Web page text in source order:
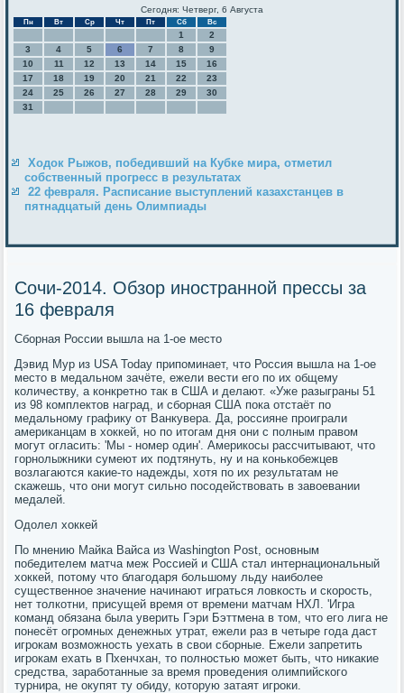
Сегодня: Четверг, 6 Августа
Пн Вт Ср Чт Пт Сб Вс
1
2
3
4 5 6 7 8
9
10
11 12 13 14 15
16
17
18 19 20 21 22
23
24
25 26 27 28 29
30
31
Ходок Рыжов, победивший на Кубке мира, отметил
собственный прогресс в результатах
22 февраля. Расписание выступлений казахстанцев в
пятнадцатый день Олимпиады
Сочи-2014. Обзор иностранной прессы за
16 февраля
Сборная России вышла на 1-ое место
Дэвид Мур из USA Today припоминает, что Россия вышла на 1-ое
место в медальном зачёте, ежели вести его по их общему
количеству, а конкретно так в США и делают. «Уже разыграны 51
из 98 комплектов наград, и сборная США пока отстаёт по
медальному графику от Ванкувера. Да, россияне проиграли
американцам в хоккей, но по итогам дня они с полным правом
могут огласить: 'Мы - номер один'. Америкосы рассчитывают, что
горнолыжники сумеют их подтянуть, ну и на конькобежцев
возлагаются какие-то надежды, хотя по их результатам не
скажешь, что они могут сильно посодействовать в завоевании
медалей.
Одолел хоккей
По мнению Майка Вайса из Washington Post, основным
победителем матча меж Россией и США стал интернациональный
хоккей, потому что благодаря большому льду наиболее
существенное значение начинают играться ловкость и скорость,
нет толкотни, присущей время от времени матчам НХЛ. 'Игра
команд обязана была уверить Гэри Бэттмена в том, что его лига не
понесёт огромных денежных утрат, ежели раз в четыре года даст
игрокам возможность уехать в свои сборные. Ежели запретить
игрокам ехать в Пхенчхан, то полностью может быть, что никакие
средства, заработанные за время проведения олимпийского
турнира, не окупят ту обиду, которую затаят игроки.